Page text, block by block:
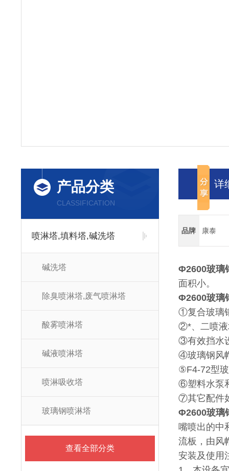
产品分类
CLASSIFICATION
喷淋塔,填料塔,碱洗塔
碱洗塔
除臭喷淋塔,废气喷淋塔
酸雾喷淋塔
碱液喷淋塔
喷淋吸收塔
玻璃钢喷淋塔
查看全部分类
详
品牌 康泰
Φ2600玻璃
面积小。
Φ2600玻璃
①复合玻璃
②*、二喷液
③有效挡水
④玻璃钢风
⑤F4-72型
⑥塑料水泵
⑦其它配件
Φ2600玻璃
嘴喷出的中
流板，由风
安装及使用